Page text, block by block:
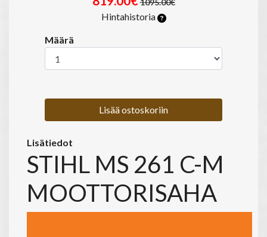
1095.00€
Hintahistoria
Määrä
Lisää ostoskoriin
Lisätiedot
STIHL MS 261 C-M
MOOTTORISAHA